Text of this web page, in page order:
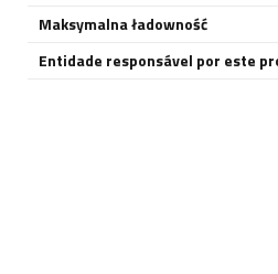
Maksymalna ładowność
Entidade responsável por este